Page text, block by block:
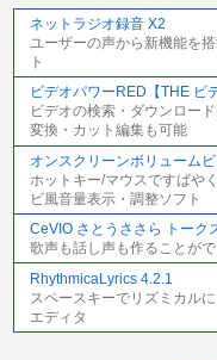
ネットラジオ録音 X2
ユーザーの声から新機能を
ト
ビデオパワーRED【THE ビ
ビデオの検索・ダウンロー
変換・カット編集も可能
オンスクリーンボリューム
ホットキー/マウスですばや
ビ風音量表示・調整ソフト
CeVIO さとうささら トーク
歌声も話し声も作ることが
RhythmicaLyrics 4.2.1
スペースキーでリズミカル
エディタ